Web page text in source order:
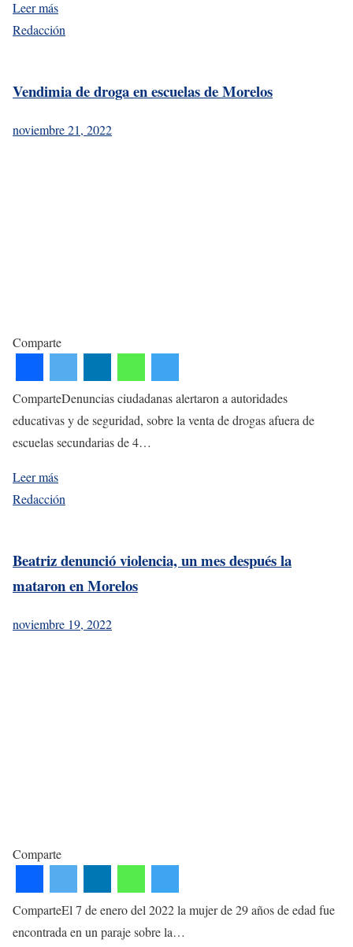
Leer más
Redacción
Vendimia de droga en escuelas de Morelos
noviembre 21, 2022
Comparte
ComparteDenuncias ciudadanas alertaron a autoridades
educativas y de seguridad, sobre la venta de drogas afuera de
escuelas secundarias de 4…
Leer más
Redacción
Beatriz denunció violencia, un mes después la
mataron en Morelos
noviembre 19, 2022
Comparte
ComparteEl 7 de enero del 2022 la mujer de 29 años de edad fue
encontrada en un paraje sobre la…